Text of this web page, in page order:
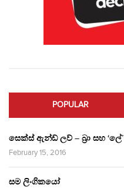
POPULAR
සෙක්ස් ඇන්ඩ් ලව් – බ්‍රා සහ ‘ලේ’
February 15, 2016
සම ලිංගිකයෝ